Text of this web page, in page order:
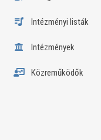
Intézményi listák
Intézmények
Közreműködők